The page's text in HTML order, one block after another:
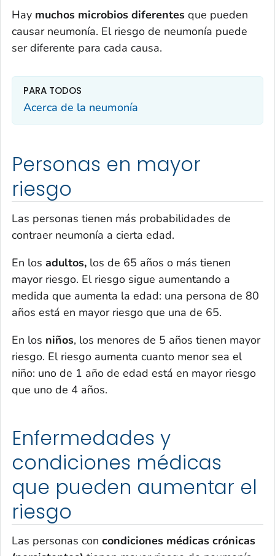
Hay muchos microbios diferentes que pueden
causar neumonía. El riesgo de neumonía puede
ser diferente para cada causa.
PARA TODOS
Acerca de la neumonía
Personas en mayor
riesgo
Las personas tienen más probabilidades de
contraer neumonía a cierta edad.
En los adultos, los de 65 años o más tienen
mayor riesgo. El riesgo sigue aumentando a
medida que aumenta la edad: una persona de 80
años está en mayor riesgo que una de 65.
En los niños, los menores de 5 años tienen mayor
riesgo. El riesgo aumenta cuanto menor sea el
niño: uno de 1 año de edad está en mayor riesgo
que uno de 4 años.
Enfermedades y
condiciones médicas
que pueden aumentar el
riesgo
Las personas con condiciones médicas crónicas